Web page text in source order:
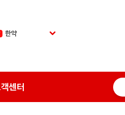
허브차
쌍화탕
센터